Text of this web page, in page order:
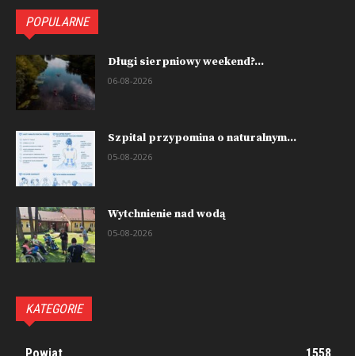
POPULARNE
Długi sierpniowy weekend?...
06-08-2026
Szpital przypomina o naturalnym...
05-08-2026
Wytchnienie nad wodą
05-08-2026
KATEGORIE